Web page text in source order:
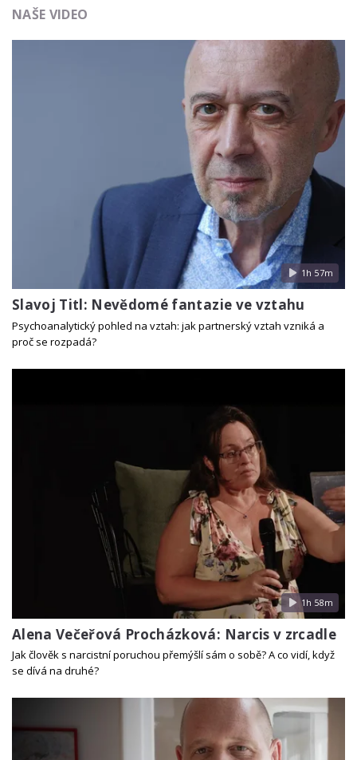
NAŠE VIDEO
1h 57m
Slavoj Titl: Nevědomé fantazie ve vztahu
Psychoanalytický pohled na vztah: jak partnerský vztah vzniká a
proč se rozpadá?
1h 58m
Alena Večeřová Procházková: Narcis v zrcadle
Jak člověk s narcistní poruchou přemýšlí sám o sobě? A co vidí, když
se dívá na druhé?